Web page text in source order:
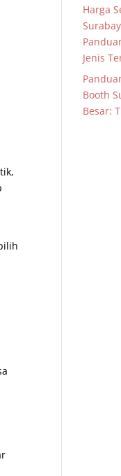
Harga
Jenis
Booth
Besar: